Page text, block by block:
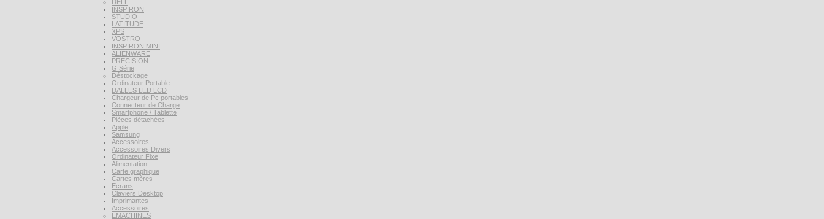
DELL
INSPIRON
STUDIO
LATITUDE
XPS
VOSTRO
INSPIRON MINI
ALIENWARE
PRECISION
G Série
Déstockage
Ordinateur Portable
DALLES LED LCD
Chargeur de Pc portables
Connecteur de Charge
Smartphone / Tablette
Pièces détachées
Apple
Samsung
Accessoires
Accessoires Divers
Ordinateur Fixe
Alimentation
Carte graphique
Cartes mères
Ecrans
Claviers Desktop
Imprimantes
Accessoires
EMACHINES